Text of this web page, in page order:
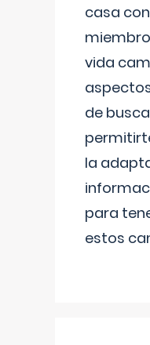
casa
vida
de
la
para
estos